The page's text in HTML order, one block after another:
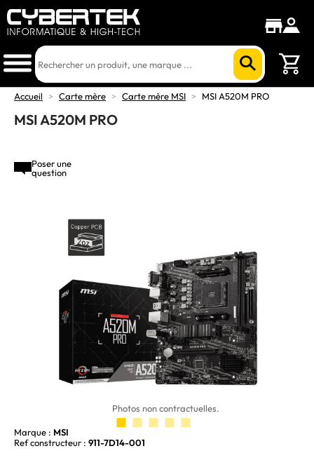
Accueil > Carte mère > Carte mère MSI > MSI A520M PRO
MSI A520M PRO
Poser une
question
Photos non contractuelles.
Marque : MSI
Ref constructeur : 911-7D14-001